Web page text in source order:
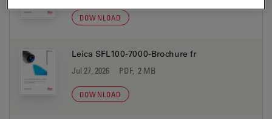
DOWNLOAD
Leica SFL100-7000-Brochure fr
Jul 27, 2026 PDF, 2 MB
DOWNLOAD